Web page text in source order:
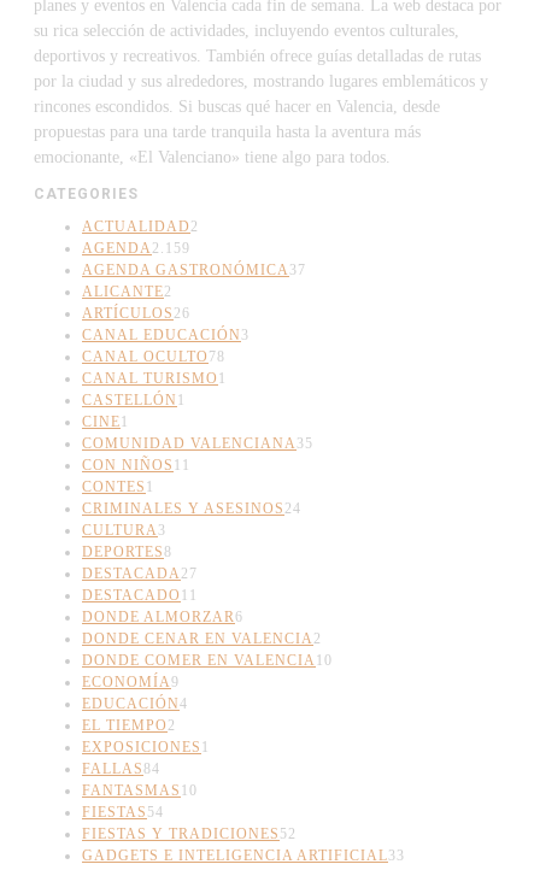
planes y eventos en Valencia cada fin de semana. La web destaca por
su rica selección de actividades, incluyendo eventos culturales,
deportivos y recreativos. También ofrece guías detalladas de rutas
por la ciudad y sus alrededores, mostrando lugares emblemáticos y
rincones escondidos. Si buscas qué hacer en Valencia, desde
propuestas para una tarde tranquila hasta la aventura más
emocionante, «El Valenciano» tiene algo para todos.
CATEGORIES
ACTUALIDAD 2
AGENDA2.159
AGENDA GASTRONÓMICA37
ALICANTE2
ARTÍCULOS 26
CANAL EDUCACIÓN 3
CANAL OCULTO 78
CANAL TURISMO 1
CASTELLÓN 1
CINE1
COMUNIDAD VALENCIANA35
CON NIÑOS 11
CONTES 1
CRIMINALES Y ASESINOS 24
CULTURA3
DEPORTES8
DESTACADA27
DESTACADO 11
DONDE ALMORZAR6
DONDE CENAR EN VALENCIA2
DONDE COMER EN VALENCIA10
ECONOMÍA9
EDUCACIÓN4
EL TIEMPO 2
EXPOSICIONES 1
FALLAS84
FANTASMAS 10
FIESTAS 54
FIESTAS Y TRADICIONES 52
GADGETS E INTELIGENCIA ARTIFICIAL33